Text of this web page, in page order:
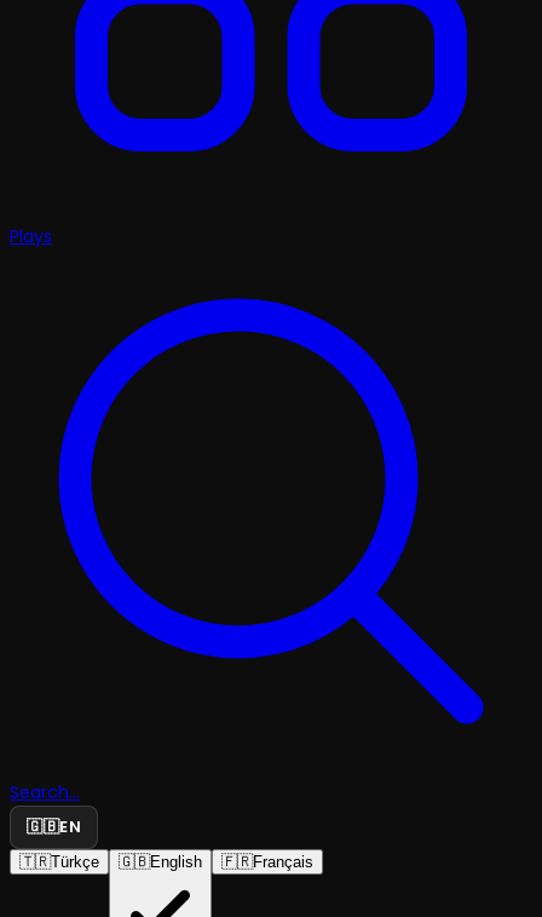
Plays
Search...
🇬🇧EN
🇹🇷Türkçe 🇬🇧English 🇫🇷Français